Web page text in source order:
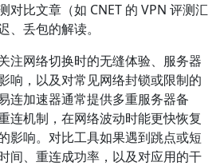
对比文章（如 CNET 的 VPN 评测汇
、丢包的解读。
注网络切换时的无缝体验、服务器
响，以及对常见网络封锁或限制的
连加速器通常提供多重服务器备
连机制，在网络波动时能更快恢复
影响。对比工具如果遇到跳点或短
间、重连成功率，以及对应用的干